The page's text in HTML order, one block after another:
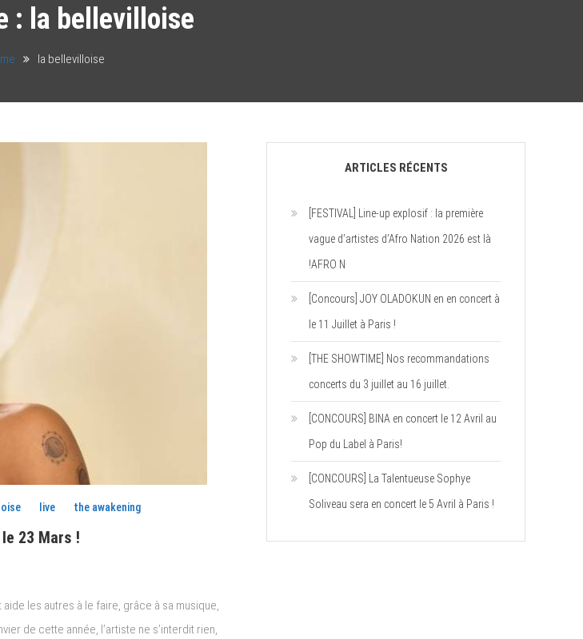
: la bellevilloise
la bellevilloise
live the awakening
le 23 Mars !
aide les autres à le faire, grâce à sa musique,
de cette année, l’artiste ne s’interdit rien,
ARTICLES RÉCENTS
[FESTIVAL] Line-up explosif : la première
vague d’artistes d’Afro Nation 2026 est là
!AFRO N
[Concours] JOY OLADOKUN en en concert à
le 11 Juillet à Paris !
[THE SHOWTIME] Nos recommandations
concerts du 3 juillet au 16 juillet.
[CONCOURS] BINA en concert le 12 Avril au
Pop du Label à Paris!
[CONCOURS] La Talentueuse Sophye
Soliveau sera en concert le 5 Avril à Paris !